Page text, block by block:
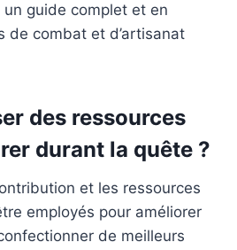
guide complet et en
de combat et d’artisanat
des ressources
durant la quête ?
et les ressources
employés pour améliorer
de meilleurs